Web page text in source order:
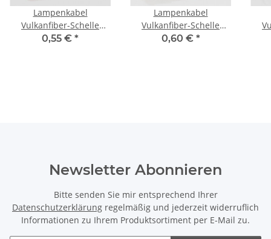
Lampenkabel
Vulkanfiber-Schelle
Zugentlastung flach
0,55 € *
Lampenkabel
Vulkanfiber-Schelle
Zugentlastung flach
0,60 € *
Newsletter Abonnieren
Bitte senden Sie mir entsprechend Ihrer
Datenschutzerklärung regelmäßig und jederzeit widerruflich
Informationen zu Ihrem Produktsortiment per E-Mail zu.